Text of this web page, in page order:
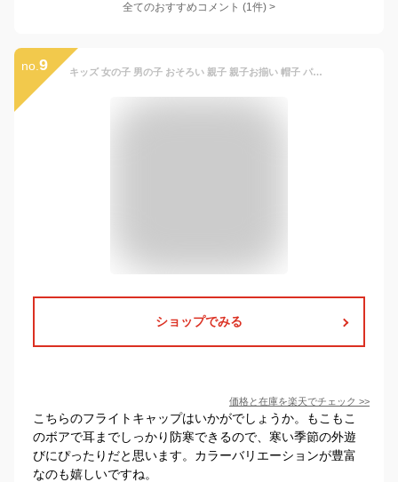
全てのおすすめコメント (1件) >
no. 9 キッズ 女の子 男の子 おそろい 親子 親子お揃い 帽子 パイロットキャップ フライトキャップ レディース メンズ / Strange Park ストレンジパーク メルトン 恐竜 刺繍 サイドアップ キャップ /2way 耳当て 耳付き ファー キャップ おしゃれ オシャレ キャンプ 防寒 秋 冬/ p
ショップでみる
価格と在庫を楽天でチェック >>
こちらのフライトキャップはいかがでしょうか。もこもこ
のボアで耳までしっかり防寒できるので、寒い季節の外遊
びにぴったりだと思います。カラーバリエーションが豊富
なのも嬉しいですね。